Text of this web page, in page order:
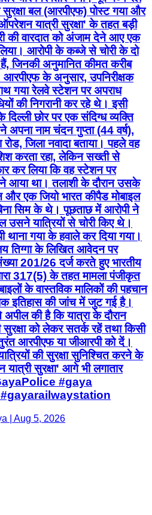
बल (आरपीएफ) पोस्ट गया और
यात्री सुरक्षा' के तहत बड़ी
की वारदात को अंजाम देने आए एक
आरोपी के कब्जे से चोरी के दो
जिनकी अनुमानित कीमत करीब
के अनुसार, उपनिरीक्षक
गया रेलवे स्टेशन पर अपराध
की निगरानी कर रहे थे। इसी
दिल्ली छोर पर एक संदिग्ध व्यक्ति
अपना नाम चंदन गुप्ता (44 वर्ष),
रोड, जिला नवादा बताया। पहले वह
करता रहा, लेकिन सख्ती से
कर लिया कि वह स्टेशन पर
आया था। तलाशी के दौरान उसके
एक जियो भारत कीपैड मोबाइल
सिम के थे। पूछताछ में आरोपी ने
उसने यात्रियों से चोरी किए थे।
गया के हवाले कर दिया गया।
तिग्गा के लिखित आवेदन पर
201/26 दर्ज करते हुए भारतीय
317(5) के तहत मामला पंजीकृत
के वास्तविक मालिकों की पहचान
इतिहास की जांच में जुट गई है।
अपील की है कि यात्रा के दौरान
को लेकर सतर्क रहें तथा किसी
आरपीएफ या जीआरपी को दें।
की सुरक्षा सुनिश्चित करने के
सुरक्षा' आगे भी लगातार
#gaya
| Aug 5, 2026